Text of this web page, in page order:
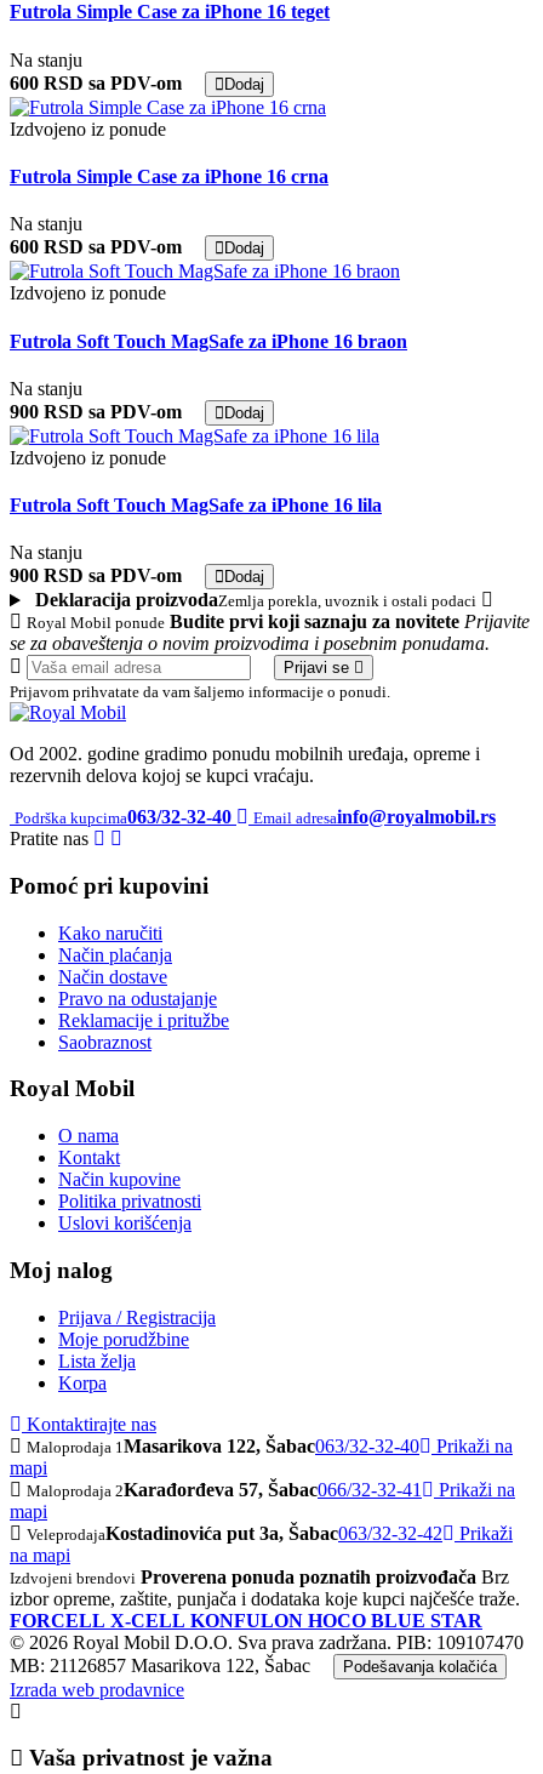
Futrola Simple Case za iPhone 16 teget
Na stanju
600 RSD sa PDV-om
Dodaj
Izdvojeno iz ponude
Futrola Simple Case za iPhone 16 crna
Na stanju
600 RSD sa PDV-om
Dodaj
Izdvojeno iz ponude
Futrola Soft Touch MagSafe za iPhone 16 braon
Na stanju
900 RSD sa PDV-om
Dodaj
Izdvojeno iz ponude
Futrola Soft Touch MagSafe za iPhone 16 lila
Na stanju
900 RSD sa PDV-om
Dodaj
Deklaracija proizvodaZemlja porekla, uvoznik i ostali podaci
Royal Mobil ponude Budite prvi koji saznaju za novitete Prijavite
se za obaveštenja o novim proizvodima i posebnim ponudama.
Email
adresa
Prijavi se
Prijavom prihvatate da vam šaljemo informacije o ponudi.
Royal
Mobil
Od 2002. godine gradimo ponudu mobilnih uređaja, opreme i
rezervnih delova kojoj se kupci vraćaju.
Podrška kupcima063/32-32-40 Email adresainfo@royalmobil.rs
Pratite nas
Pomoć pri kupovini
Kako naručiti
Način plaćanja
Način dostave
Pravo na odustajanje
Reklamacije i pritužbe
Saobraznost
Royal Mobil
O nama
Kontakt
Način kupovine
Politika privatnosti
Uslovi korišćenja
Moj nalog
Prijava / Registracija
Moje porudžbine
Lista želja
Korpa
Kontaktirajte nas
Maloprodaja 1 Masarikova 122, Šabac063/32-32-40
Prikaži na
mapi
Maloprodaja 2Karađorđeva 57, Šabac066/32-32-41
Prikaži na
mapi
VeleprodajaKostadinovića put 3a, Šabac063/32-32-42
Prikaži
na mapi
Izdvojeni brendovi Proverena ponuda poznatih proizvođača Brz
izbor opreme, zaštite, punjača i dodataka koje kupci najčešće traže.
FORCELL X-CELL KONFULON HOCO BLUE STAR
© 2026 Royal Mobil D.O.O. Sva prava zadržana. PIB: 109107470
MB: 21126857 Masarikova 122, Šabac Podešavanja kolačića
Izrada web prodavnice
Vaša privatnost je važna